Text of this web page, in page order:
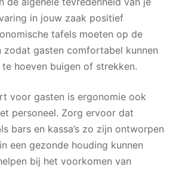
in jouw zaak positief
tafels moeten op de
zodat gasten comfortabel kunnen
hoeven buigen of strekken.
voor gasten is ergonomie ook
personeel. Zorg ervoor dat
bars en kassa’s zo zijn ontworpen
een gezonde houding kunnen
bij het voorkomen van